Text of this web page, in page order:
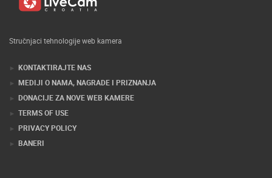
Stručnjaci tehnologije web kamera
KONTAKTIRAJTE NAS
MEDIJI O NAMA, NAGRADE I PRIZNANJA
DONACIJE ZA NOVE WEB KAMERE
TERMS OF USE
PRIVACY POLICY
BANERI